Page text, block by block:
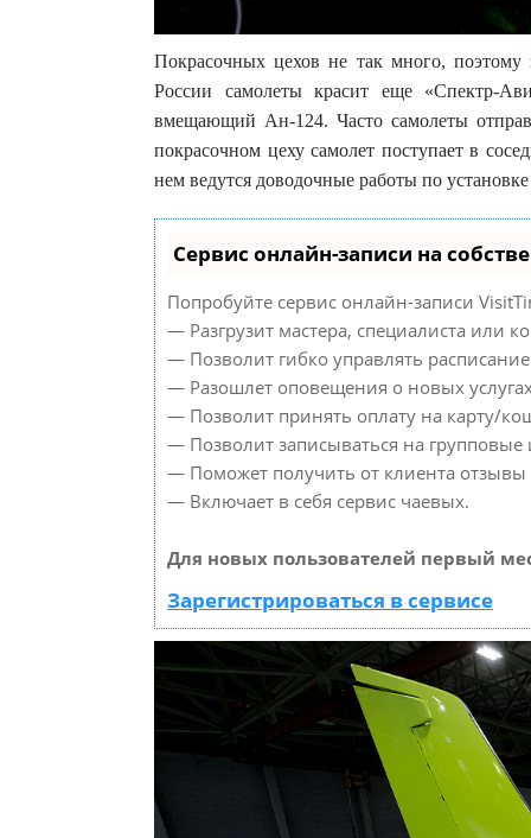
Покрасочных цехов не так много,
России самолеты красит еще «Спектр-
вмещающий Ан-124. Часто самолеты
покрасочном цеху самолет поступает в
нем ведутся доводочные работы по
Сервис онлайн-записи на
Попробуйте сервис онлайн-записи
— Разгрузит мастера, специалиста или
— Позволит гибко управлять
— Разошлет оповещения о новых
— Позволит принять оплату на карту/
— Позволит записываться на
— Поможет получить от клиента отзывы
— Включает в себя сервис чаевых.
Для новых пользователей первый
Зарегистрироваться в сервисе